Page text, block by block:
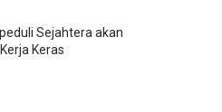
Sejahtera akan
Keras